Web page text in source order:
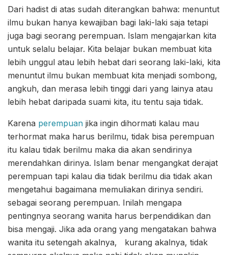
Dari hadist di atas sudah diterangkan bahwa: menuntut
ilmu bukan hanya kewajiban bagi laki-laki saja tetapi
juga bagi seorang perempuan. Islam mengajarkan kita
untuk selalu belajar. Kita belajar bukan membuat kita
lebih unggul atau lebih hebat dari seorang laki-laki, kita
menuntut ilmu bukan membuat kita menjadi sombong,
angkuh, dan merasa lebih tinggi dari yang lainya atau
lebih hebat daripada suami kita, itu tentu saja tidak.
Karena perempuan jika ingin dihormati kalau mau
terhormat maka harus berilmu, tidak bisa perempuan
itu kalau tidak berilmu maka dia akan sendirinya
merendahkan dirinya. Islam benar mengangkat derajat
perempuan tapi kalau dia tidak berilmu dia tidak akan
mengetahui bagaimana memuliakan dirinya sendiri.
sebagai seorang perempuan. Inilah mengapa
pentingnya seorang wanita harus berpendidikan dan
bisa mengaji. Jika ada orang yang mengatakan bahwa
wanita itu setengah akalnya, kurang akalnya, tidak